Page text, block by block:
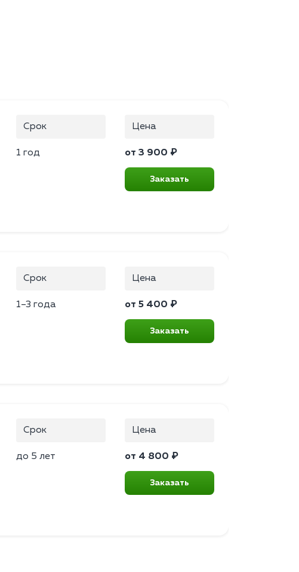
Срок
1 год
Цена
от 3 900 ₽
Заказать
Срок
1–3 года
Цена
от 5 400 ₽
Заказать
Срок
до 5 лет
Цена
от 4 800 ₽
Заказать